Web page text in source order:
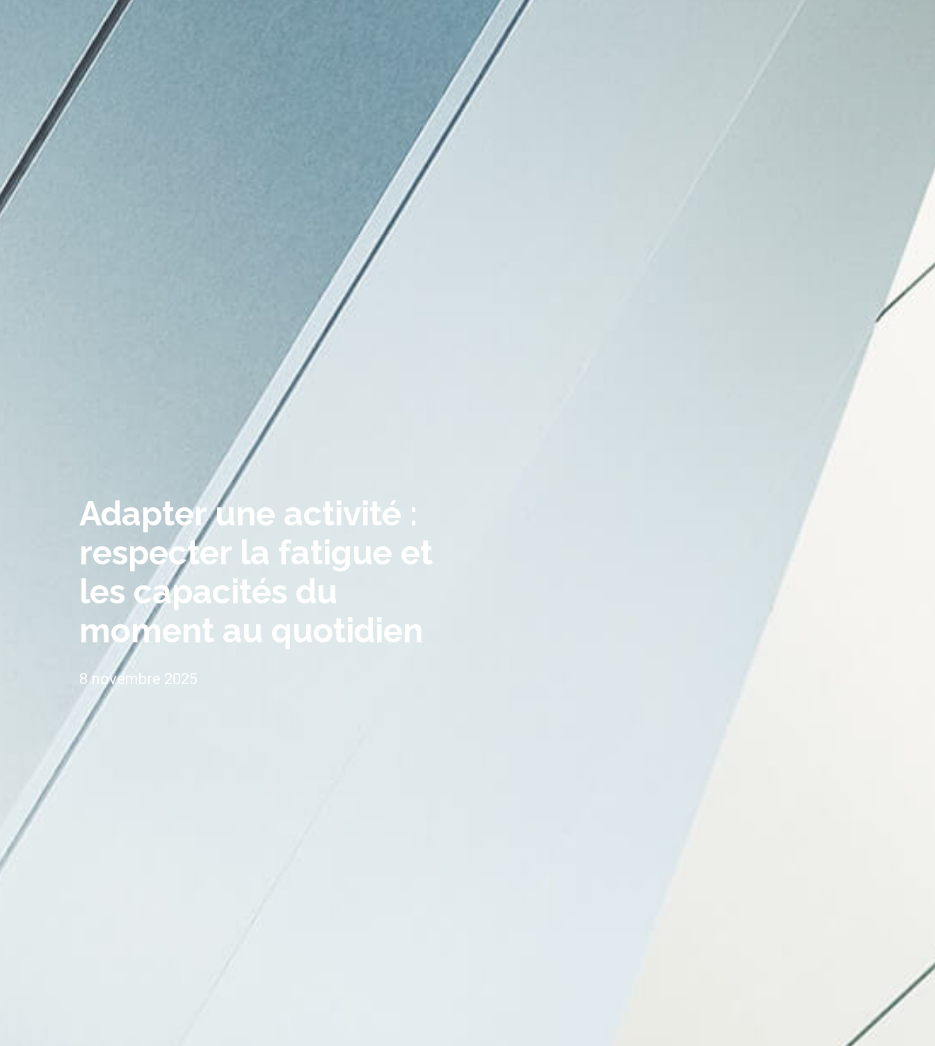
Adapter une activité :
respecter la fatigue et
les capacités du
moment au quotidien
8 novembre 2025